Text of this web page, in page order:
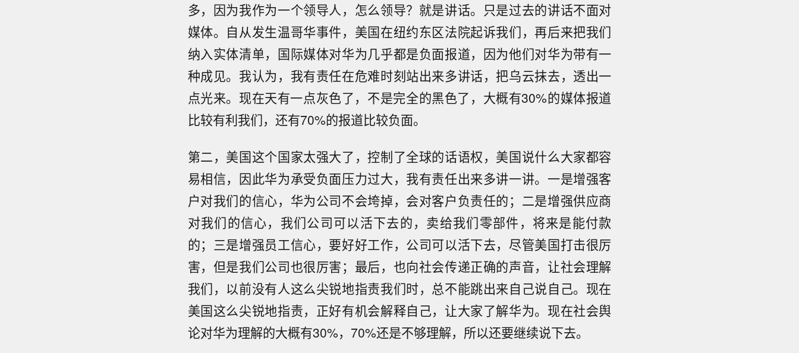
多，因为我作为一个领导人，怎么领导？就是讲话。只是过去的讲话不面对
媒体。自从发生温哥华事件，美国在纽约东区法院起诉我们，再后来把我们
纳入实体清单，国际媒体对华为几乎都是负面报道，因为他们对华为带有一
种成见。我认为，我有责任在危难时刻站出来多讲话，把乌云抹去，透出一
点光来。现在天有一点灰色了，不是完全的黑色了，大概有30%的媒体报道
比较有利我们，还有70%的报道比较负面。
第二，美国这个国家太强大了，控制了全球的话语权，美国说什么大家都容
易相信，因此华为承受负面压力过大，我有责任出来多讲一讲。一是增强客
户对我们的信心，华为公司不会垮掉，会对客户负责任的；二是增强供应商
对我们的信心，我们公司可以活下去的，卖给我们零部件，将来是能付款
的；三是增强员工信心，要好好工作，公司可以活下去，尽管美国打击很厉
害，但是我们公司也很厉害；最后，也向社会传递正确的声音，让社会理解
我们，以前没有人这么尖锐地指责我们时，总不能跳出来自己说自己。现在
美国这么尖锐地指责，正好有机会解释自己，让大家了解华为。现在社会舆
论对华为理解的大概有30%，70%还是不够理解，所以还要继续说下去。